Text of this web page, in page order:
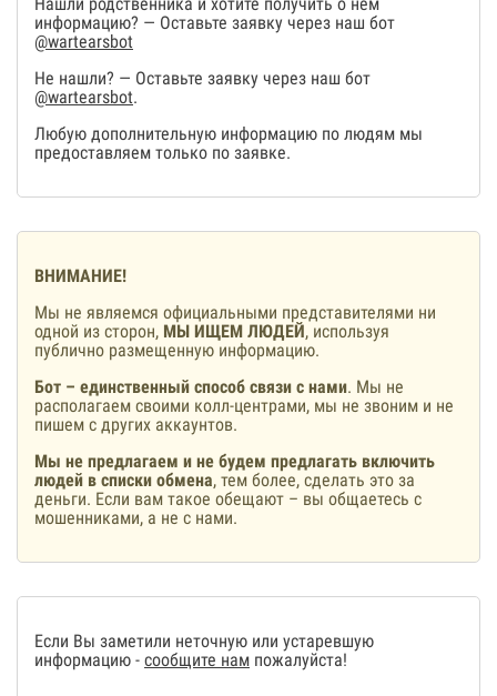
информацию? — Оставьте заявку через наш бот
@wartearsbot
Не нашли? — Оставьте заявку через наш бот
@wartearsbot.
Любую дополнительную информацию по людям мы
предоставляем только по заявке.
ВНИМАНИЕ!
Мы не являемся официальными представителями ни
одной из сторон, МЫ ИЩЕМ ЛЮДЕЙ, используя
публично размещенную информацию.
Бот – единственный способ связи с нами. Мы не
располагаем своими колл-центрами, мы не звоним и не
пишем с других аккаунтов.
Мы не предлагаем и не будем предлагать включить
людей в списки обмена, тем более, сделать это за
деньги. Если вам такое обещают – вы общаетесь с
мошенниками, а не с нами.
Если Вы заметили неточную или устаревшую
информацию - сообщите нам пожалуйста!